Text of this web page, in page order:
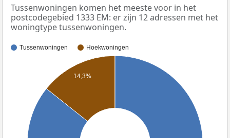
Tussenwoningen komen het meeste voor in het
postcodegebied 1333 EM: er zijn 12 adressen met het
woningtype tussenwoningen.
Tussenwoningen Hoekwoningen
14,3%